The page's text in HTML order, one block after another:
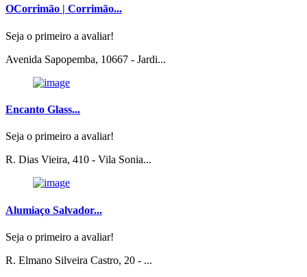
OCorrimão | Corrimão...
Seja o primeiro a avaliar!
Avenida Sapopemba, 10667 - Jardi...
Encanto Glass...
Seja o primeiro a avaliar!
R. Dias Vieira, 410 - Vila Sonia...
Alumiaço Salvador...
Seja o primeiro a avaliar!
R. Elmano Silveira Castro, 20 - ...